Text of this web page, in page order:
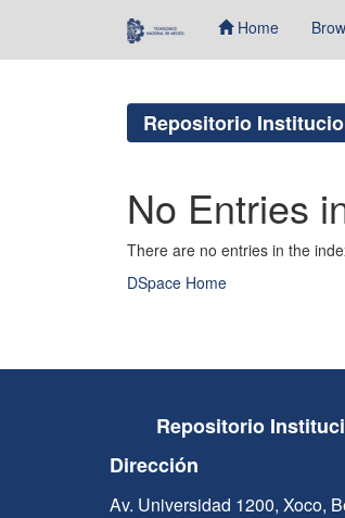
Home
Repositorio
No Entries
There are no entries in the
DSpace Home
Repositorio
Dirección
Av. Universidad 1200, Xoco,